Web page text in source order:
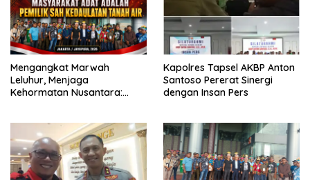
Mengangkat Marwah
Leluhur, Menjaga
Kehormatan Nusantara:
Kapolres Tapsel AKBP Anton
Santoso Pererat Sinergi
dengan Insan Pers